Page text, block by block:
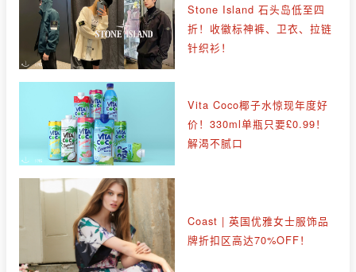
Stone Island 石头岛低至四
折！收徽标神裤、卫衣、拉链
针织衫！
Vita Coco椰子水惊现年度好
价！330ml单瓶只要£0.99！
解渴不腻口
Coast | 英国优雅女士服饰品
牌折扣区高达70%OFF！